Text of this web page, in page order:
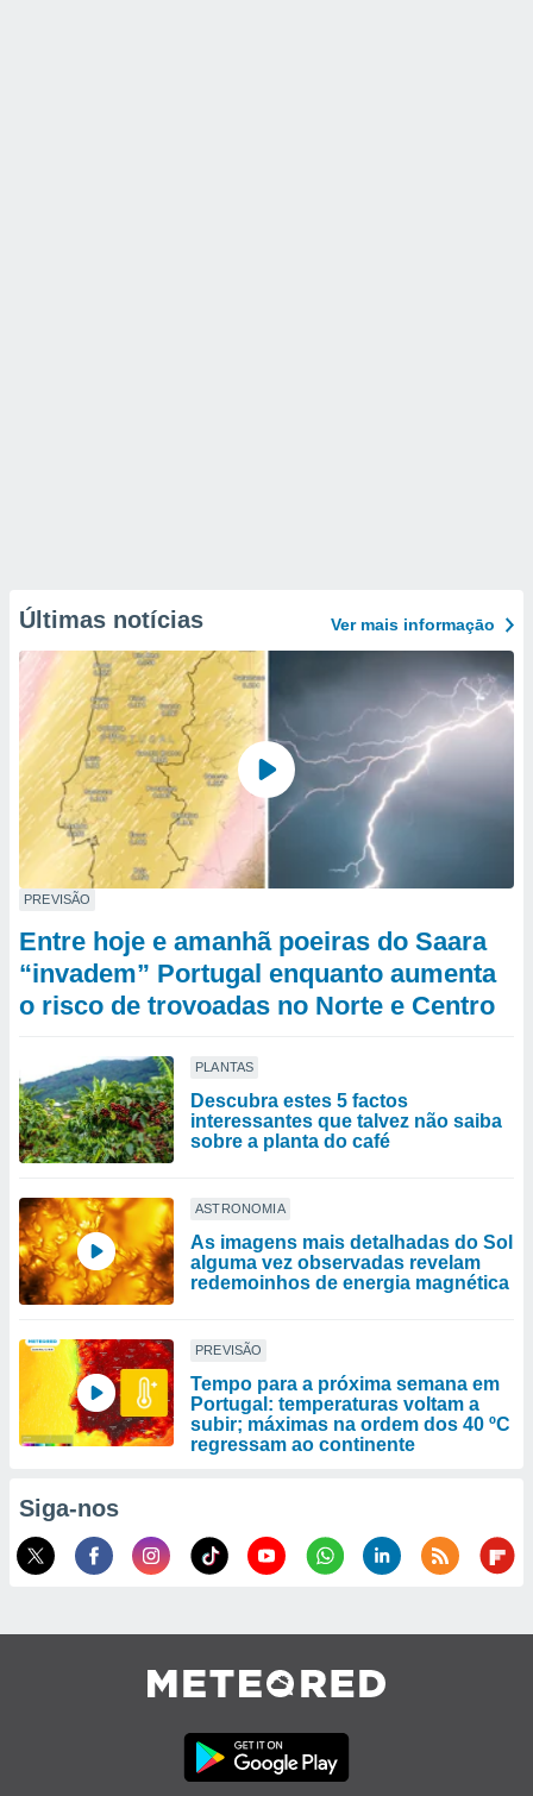
Últimas notícias Ver mais informaçāo
PREVISÃO
Entre hoje e amanhã poeiras do Saara
“invadem” Portugal enquanto aumenta
o risco de trovoadas no Norte e Centro
PLANTAS
Descubra estes 5 factos
interessantes que talvez não saiba
sobre a planta do café
ASTRONOMIA
As imagens mais detalhadas do Sol
alguma vez observadas revelam
redemoinhos de energia magnética
PREVISÃO
Tempo para a próxima semana em
Portugal: temperaturas voltam a
subir; máximas na ordem dos 40 ºC
regressam ao continente
Siga-nos